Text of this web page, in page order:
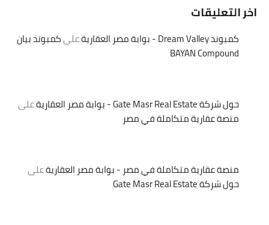
اخر التعليقات
كمبوند Dream Valley - بوابة مصر العقارية علىكمبوند بيان
BAYAN Compound
حول شركة Gate Masr Real Estate - بوابة مصر العقارية
على
منصة عقارية متكاملة في مصر
منصة عقارية متكاملة في مصر - بوابة مصر العقاريةعلى
حول شركة Gate Masr Real Estate